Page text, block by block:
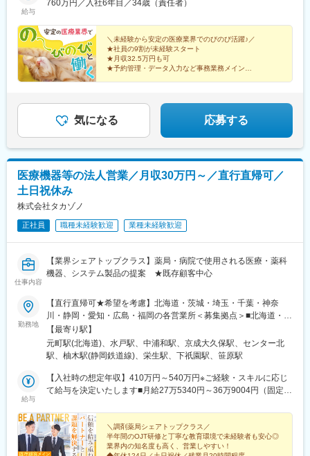
事業所＜大阪エリア＞浪速事務所＜福島エリア＞郡山事業所＜福
白石区事業所西区事業所
駅、宮の沢駅、日暮里駅、東池袋駅、新高円寺駅、立川南駅、川
札幌駅、西日暮里駅、鬼子母神前駅、栄町駅(千葉県)、国府台駅
給与
760万円／入社6年目／34歳（責任者）
＼未経験から安定の医療業界でのびのび活躍♪／
★社員の9割が未経験スタート
★月収32.5万円も可
★予約管理・データ入力など事務業務メイン
気になる 応募する
医療機器等の法人営業／月収30万円～／直行直帰可／
土日祝休み
株式会社タカゾノ
正社員 職種未経験歓迎 業種未経験歓迎
仕事内容
【業界シェアトップクラス】薬局・病院で使用される医療・薬科
機器、システム製品の提案 ★既存顧客中心
勤務地
【直行直帰可★希望を考慮】北海道・茨城・埼玉・千葉・神奈
川・静岡・愛知・広島・福岡の各営業所＜募集拠点＞■北海道・東
北…北海道■関東…茨城・埼玉・千葉・神奈川■東海…静岡・愛知
■中国…広島■九州…福岡※U・Iターン支援あり！遠方の場合、一
部面接交通費支給（役員面接時）※受動喫煙対策：あり（就業時間
ください。
【最寄り駅】
元町駅(北海道)、水戸駅、中浦和駅、京成大久保駅、センター北
駅、柚木駅(静岡鉄道線)、栄生駅、下祇園駅、笹原駅
給与
【入社時の想定年収】410万円～540万円※ご経験・スキルに応じ
て給与を決定いたします■月給27万5340円～36万9004円（固定残
分を、月3万7220円～月4万9880円支給※上記を超える時間外労働
分は追加で支給※ご経験・スキルに応じて給与を決定いたします
【経験に応じた月給モデル】・月給28万円（26歳／業界未経験
者）・月給30万円（28歳／業界経験者）【先輩たちの年収例】・
＼調剤薬局シェアトップクラス／
半年間のOJT研修と丁寧な教育環境で未経験者も安心◎
業界内の知名度も高く、営業しやすい！